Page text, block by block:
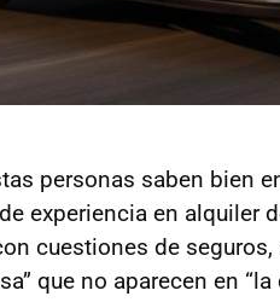
personas saben bien
experiencia en alquiler
cuestiones de
que no aparecen en “la